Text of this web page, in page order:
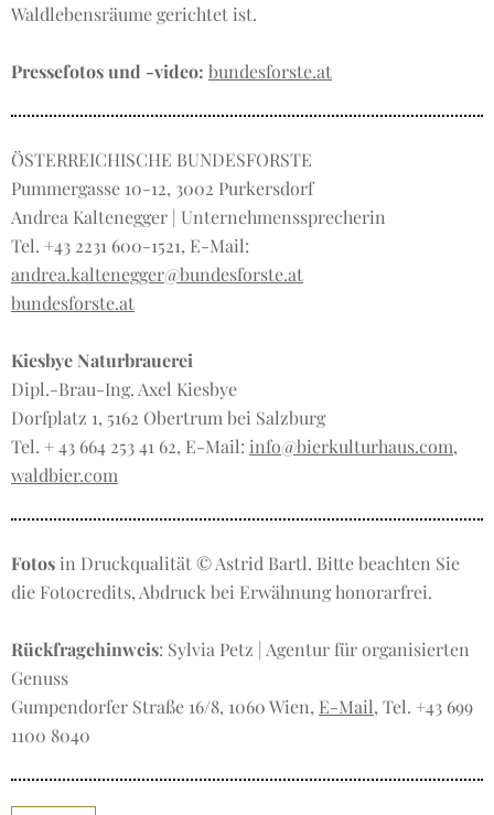
Waldlebensräume gerichtet ist.
Pressefotos und -video: bundesforste.at
ÖSTERREICHISCHE BUNDESFORSTE
Pummergasse 10-12, 3002 Purkersdorf
Andrea Kaltenegger | Unternehmenssprecherin
Tel. +43 2231 600-1521, E-Mail:
andrea.kaltenegger@bundesforste.at
bundesforste.at
Kiesbye Naturbrauerei
Dipl.-Brau-Ing. Axel Kiesbye
Dorfplatz 1, 5162 Obertrum bei Salzburg
Tel. + 43 664 253 41 62, E-Mail: info@bierkulturhaus.com,
waldbier.com
Fotos in Druckqualität © Astrid Bartl. Bitte beachten Sie
die Fotocredits, Abdruck bei Erwähnung honorarfrei.
Rückfragehinweis: Sylvia Petz | Agentur für organisierten
Genuss
Gumpendorfer Straße 16/8, 1060 Wien, E-Mail, Tel. +43 699
1100 8040